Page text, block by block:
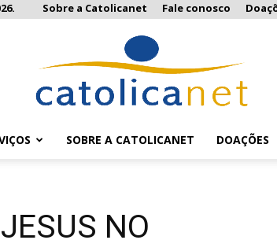
Sobre a Catolicanet Fale conosco
SOBRE A CATOLICANET DOAÇÕES
NO